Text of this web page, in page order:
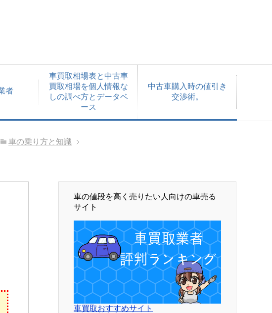
者
車買取相場表と中古車
買取相場を個人情報な
しの調べ方とデータベ
ース
中古車購入時の値引き
交渉術。
車の乗り方と知識
車の値段を高く売りたい人向けの車売る
サイト
車買取おすすめサイト